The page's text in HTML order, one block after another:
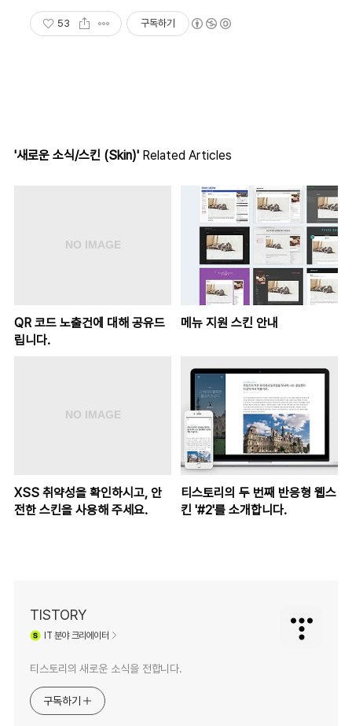
53 구독하기
'새로운 소식/스킨 (Skin)' Related Articles
QR 코드 노출건에 대해 공유드
립니다.
메뉴 지원 스킨 안내
XSS 취약성을 확인하시고, 안
전한 스킨을 사용해 주세요.
티스토리의 두 번째 반응형 웹스
킨 '#2'를 소개합니다.
TISTORY
IT 분야 크리에이터
티스토리의 새로운 소식을 전합니다.
구독하기